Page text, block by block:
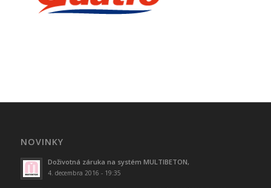
NOVINKY
Doživotná záruka na systém MULTIBETON,
4. decembra 2016 - 19:35